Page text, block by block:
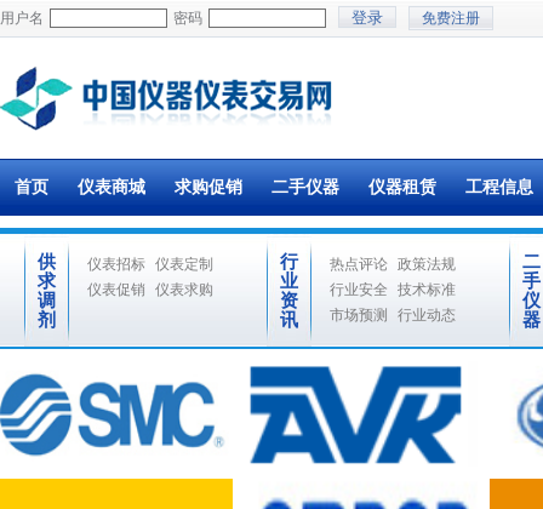
用户名 密码 免费注册
首页 仪表商城 求购促销 二手仪器 仪器租赁 工程信息
供
求
调
剂
仪表招标 仪表定制
仪表促销
仪表求购
行
业
资
讯
热点评论 政策法规
行业安全
技术标准
市场预测
行业动态
二
手
仪
器